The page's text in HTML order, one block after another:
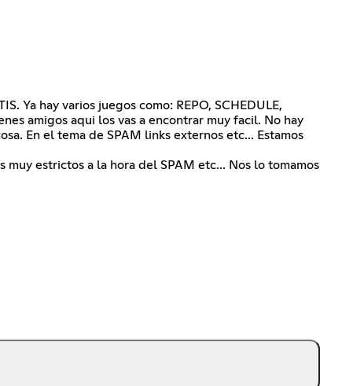
Ya hay varios juegos como: REPO, SCHEDULE,
amigos aqui los vas a encontrar muy facil. No hay
En el tema de SPAM links externos etc... Estamos
estrictos a la hora del SPAM etc... Nos lo tomamos